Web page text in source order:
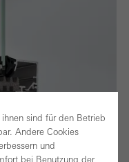
sind für den Betrieb
Andere Cookies
und
bei Benutzung der